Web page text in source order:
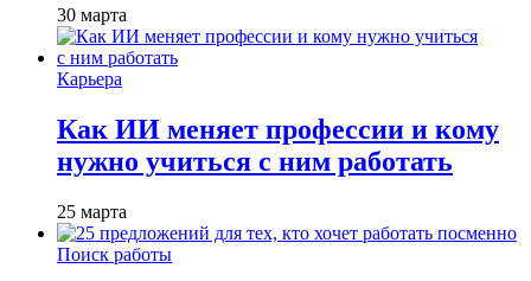
30 марта
Карьера
Как ИИ меняет профессии и кому
нужно учиться с ним работать
25 марта
Поиск работы